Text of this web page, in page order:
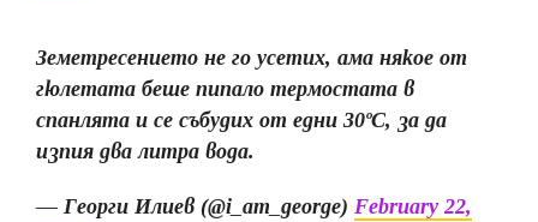
Земетресението не го усетих, ама някое от
гюлетата беше пипало термостата в
спанлята и се събудих от едни 30ºС, за да
изпия два литра вода.
— Георги Илиев (@i_am_george) February 22,